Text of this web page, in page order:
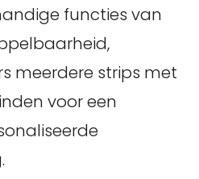
functies van
meerdere strips met
voor een